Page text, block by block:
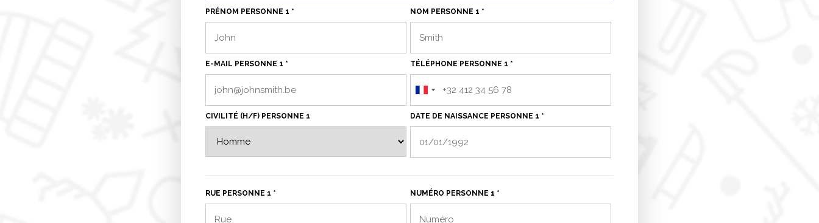
PRÉNOM PERSONNE 1 * NOM PERSONNE 1 *
E-MAIL PERSONNE 1 * TÉLÉPHONE PERSONNE 1 *
CIVILITÉ (H/F) PERSONNE 1 DATE DE NAISSANCE PERSONNE 1 *
RUE PERSONNE 1 * NUMÉRO PERSONNE 1 *